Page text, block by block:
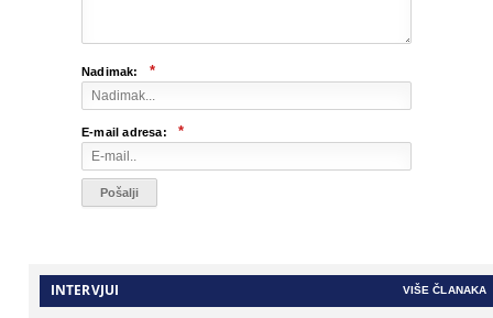
Nadimak: *
E-mail adresa: *
INTERVJUI VIŠE ČLANAKA